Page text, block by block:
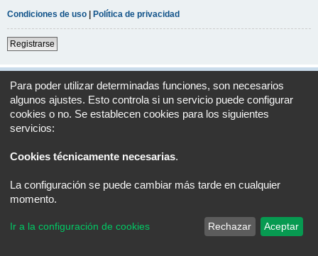
Condiciones de uso | Política de privacidad
Registrarse
Índice general UTC+02:00
Desarrollado porphpBB® Forum Software © phpBB Limited
Traducción al español porphpBB España
Para poder utilizar determinadas funciones, son necesarios
algunos ajustes. Esto controla si un servicio puede configurar
cookies o no. Se establecen cookies para los siguientes
servicios:
Cookies técnicamente necesarias.
La configuración se puede cambiar más tarde en cualquier
momento.
Ir a la configuración de cookies Rechazar Aceptar